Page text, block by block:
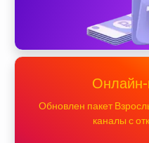
Онлайн-
Обновлен пакет
каналы с